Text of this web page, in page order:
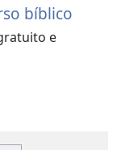
bíblico
e